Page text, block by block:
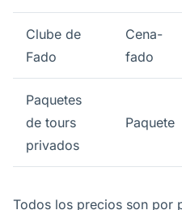
Clube de
Fado
Cena-
fado
Paquetes
de tours
privados
Paquete
Todos los precios son por